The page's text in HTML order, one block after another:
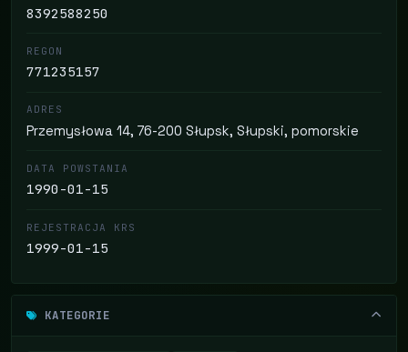
8392588250
REGON
771235157
ADRES
Przemysłowa 14, 76-200 Słupsk, Słupski, pomorskie
DATA POWSTANIA
1990-01-15
REJESTRACJA KRS
1999-01-15
KATEGORIE